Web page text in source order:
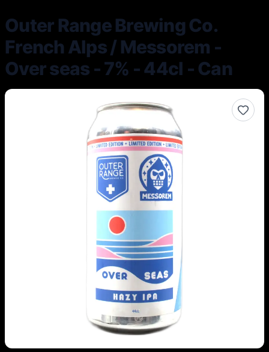
Outer Range Brewing Co.
French Alps / Messorem -
Over seas - 7% - 44cl - Can